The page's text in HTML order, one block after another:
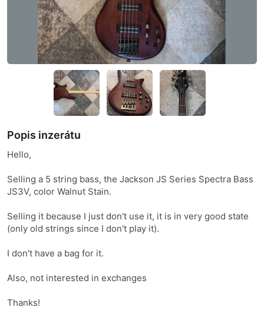
Popis inzerátu
Hello,
Selling a 5 string bass, the Jackson JS Series Spectra Bass
JS3V, color Walnut Stain.
Selling it because I just don't use it, it is in very good state
(only old strings since I don't play it).
I don't have a bag for it.
Also, not interested in exchanges
Thanks!